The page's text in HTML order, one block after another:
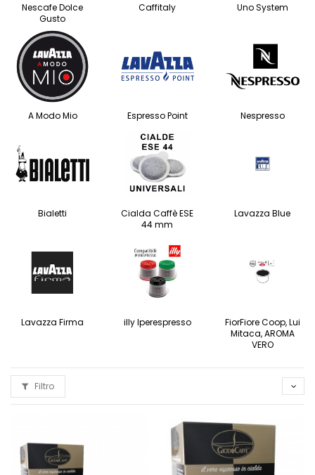
Nescafe Dolce
Gusto
Caffitaly Uno System
A Modo Mio Espresso Point Nespresso
Bialetti
Cialda Caffè ESE
44 mm
Lavazza Blue
Lavazza Firma illy Iperespresso
FiorFiore Coop, Lui
Mitaca, AROMA
VERO
Filtro